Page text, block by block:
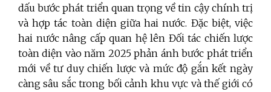
dấu bước phát triển quan trọng về tin cậy chính trị
và hợp tác toàn diện giữa hai nước. Đặc biệt, việc
hai nước nâng cấp quan hệ lên Đối tác chiến lược
toàn diện vào năm 2025 phản ánh bước phát triển
mới về tư duy chiến lược và mức độ gắn kết ngày
càng sâu sắc trong bối cảnh khu vực và thế giới có